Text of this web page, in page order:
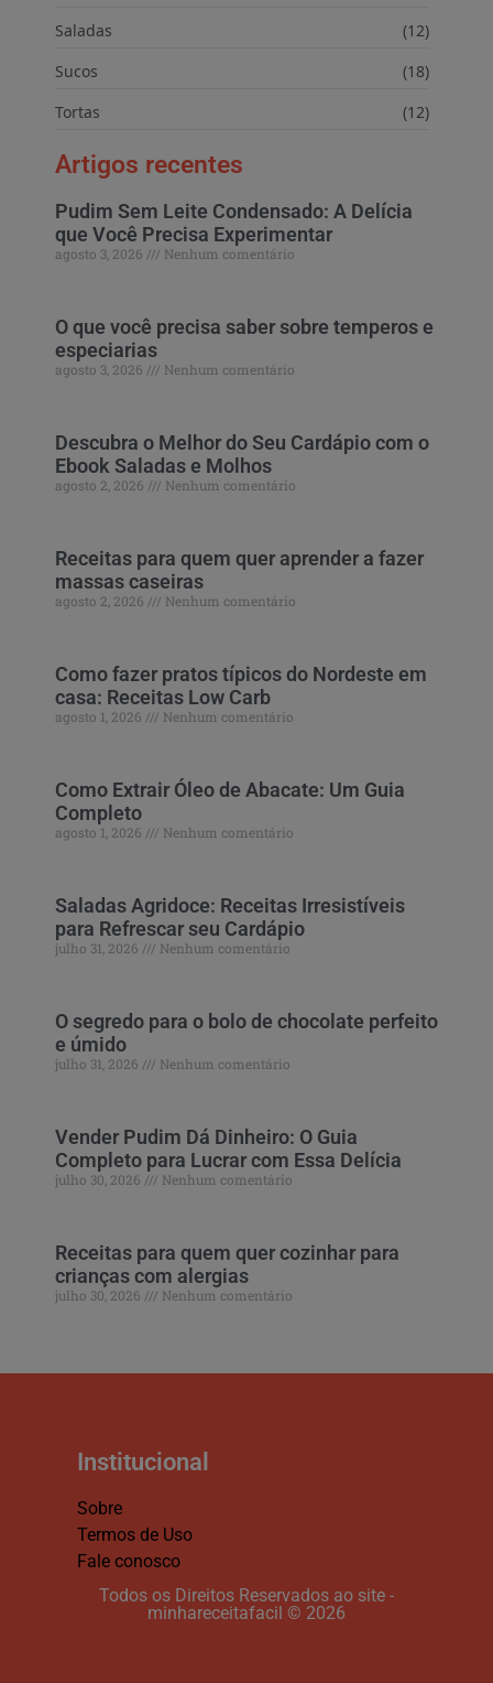
Saladas
(12)
Sucos
(18)
Tortas
(12)
Artigos recentes
Pudim Sem Leite Condensado: A Delícia
que Você Precisa Experimentar
agosto 3, 2026 Nenhum comentário
O que você precisa saber sobre temperos e
especiarias
agosto 3, 2026 Nenhum comentário
Descubra o Melhor do Seu Cardápio com o
Ebook Saladas e Molhos
agosto 2, 2026 Nenhum comentário
Receitas para quem quer aprender a fazer
massas caseiras
agosto 2, 2026 Nenhum comentário
Como fazer pratos típicos do Nordeste em
casa: Receitas Low Carb
agosto 1, 2026 Nenhum comentário
Como Extrair Óleo de Abacate: Um Guia
Completo
agosto 1, 2026 Nenhum comentário
Saladas Agridoce: Receitas Irresistíveis
para Refrescar seu Cardápio
julho 31, 2026 Nenhum comentário
O segredo para o bolo de chocolate perfeito
e úmido
julho 31, 2026 Nenhum comentário
Vender Pudim Dá Dinheiro: O Guia
Completo para Lucrar com Essa Delícia
julho 30, 2026 Nenhum comentário
Receitas para quem quer cozinhar para
crianças com alergias
julho 30, 2026 Nenhum comentário
Institucional
Sobre
Termos de Uso
Fale conosco
Todos os Direitos Reservados ao site -
minhareceitafacil © 2026